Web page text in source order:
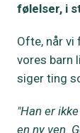
følelser, i
Ofte, når
vores barn
siger ting
"Han er
en ny ven.